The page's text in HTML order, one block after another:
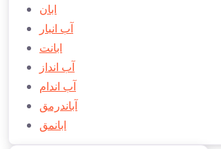
ابان
آب انبار
ابانت
آب انداز
آب اندام
آباندرمق
ابانمق